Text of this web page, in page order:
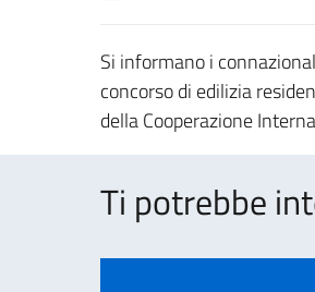
Si informano i
concorso di edilizia
della Cooperazione
Ti potrebbe